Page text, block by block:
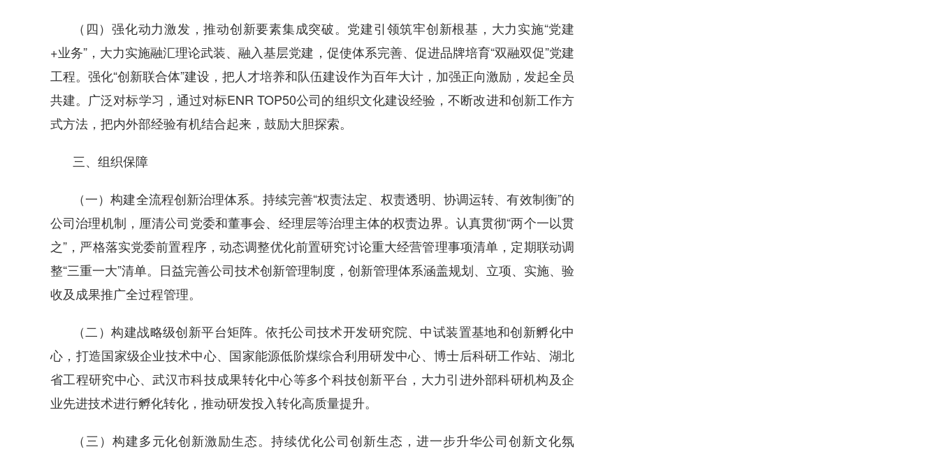
（四）强化动力激发，推动创新要素集成突破。党建引领筑牢创新根基，大力实施“党建
+业务”，大力实施融汇理论武装、融入基层党建，促使体系完善、促进品牌培育“双融双促”党建
工程。强化“创新联合体”建设，把人才培养和队伍建设作为百年大计，加强正向激励，发起全员
共建。广泛对标学习，通过对标ENR TOP50公司的组织文化建设经验，不断改进和创新工作方
式方法，把内外部经验有机结合起来，鼓励大胆探索。
三、组织保障
（一）构建全流程创新治理体系。持续完善“权责法定、权责透明、协调运转、有效制衡”的
公司治理机制，厘清公司党委和董事会、经理层等治理主体的权责边界。认真贯彻“两个一以贯
之”，严格落实党委前置程序，动态调整优化前置研究讨论重大经营管理事项清单，定期联动调
整“三重一大”清单。日益完善公司技术创新管理制度，创新管理体系涵盖规划、立项、实施、验
收及成果推广全过程管理。
（二）构建战略级创新平台矩阵。依托公司技术开发研究院、中试装置基地和创新孵化中
心，打造国家级企业技术中心、国家能源低阶煤综合利用研发中心、博士后科研工作站、湖北
省工程研究中心、武汉市科技成果转化中心等多个科技创新平台，大力引进外部科研机构及企
业先进技术进行孵化转化，推动研发投入转化高质量提升。
（三）构建多元化创新激励生态。持续优化公司创新生态，进一步升华公司创新文化氛